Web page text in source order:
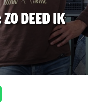
deed ik